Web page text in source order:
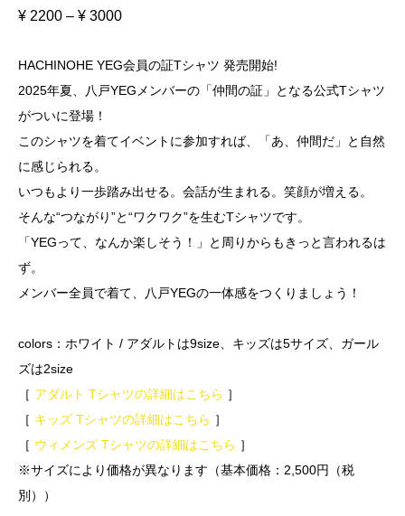
¥ 2200 – ¥ 3000
HACHINOHE YEG会員の証Tシャツ 発売開始!
2025年夏、八戸YEGメンバーの「仲間の証」となる公式Tシャツ
がついに登場！
このシャツを着てイベントに参加すれば、「あ、仲間だ」と自然
に感じられる。
いつもより一歩踏み出せる。会話が生まれる。笑顔が増える。
そんな“つながり”と“ワクワク”を生むTシャツです。
「YEGって、なんか楽しそう！」と周りからもきっと言われるは
ず。
メンバー全員で着て、八戸YEGの一体感をつくりましょう！
colors：ホワイト / アダルトは9size、キッズは5サイズ、ガール
ズは2size
［ アダルト Tシャツの詳細はこちら ］
［ キッズ Tシャツの詳細はこちら ］
［ ウィメンズ Tシャツの詳細はこちら ］
※サイズにより価格が異なります（基本価格：2,500円（税
別））